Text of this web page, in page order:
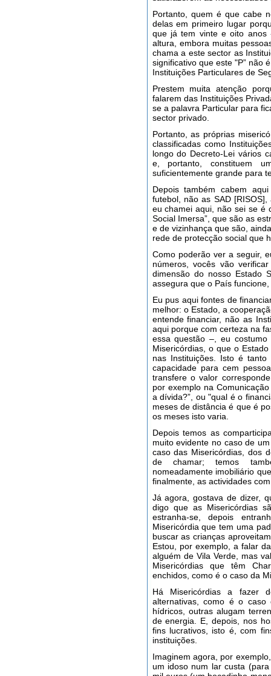
Portanto, quem é que cabe
delas em primeiro lugar
que já tem vinte e oito anos
altura, embora muitas
chama a este sector as
significativo que este "P” não
Instituições Particulares de
Prestem muita atenção
falarem das Instituições
se a palavra Particular para
sector privado.
Portanto, as próprias
classificadas como
longo do Decreto-Lei vários
e, portanto, constituem
suficientemente grande para
Depois também cabem
futebol, não as SAD
eu chamei aqui, não sei se é
Social Imersa”, que são as
e de vizinhança que são,
rede de protecção social que
Como poderão ver a seguir,
números, vocês vão
dimensão do nosso Estado
assegura que o País
Eu pus aqui fontes de
melhor: o Estado, a
entende financiar, não as
aqui porque com certeza na
essa questão –, eu
Misericórdias, o que o
nas Instituições. Isto é
capacidade para cem
transfere o valor
por exemplo na
a dívida?”, ou "qual é o
meses de distância é que é
os meses isto varia.
Depois temos as
muito evidente no caso de
caso das Misericórdias, dos
de chamar; temos
nomeadamente imobiliário
finalmente, as actividades
Já agora, gostava de dizer,
digo que as Misericórdias
estranha-se, depois
Misericórdia que tem uma
buscar as crianças
Estou, por exemplo, a falar
alguém de Vila Verde, mas
Misericórdias que têm
enchidos, como é o caso da
Há Misericórdias a fazer
alternativas, como é o caso
hídricos, outras alugam
de energia. E, depois, nos
fins lucrativos, isto é, com
instituições.
Imaginem agora, por
um idoso num lar custa